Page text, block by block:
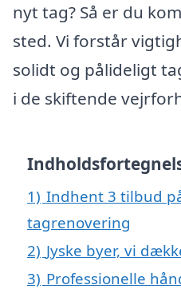
nyt tag? Så er du
sted. Vi forstår
solidt og pålideligt
i de skiftende
1) Indhent 3 tilbud
tagrenovering
2) Jyske byer, vi
3) Professionelle